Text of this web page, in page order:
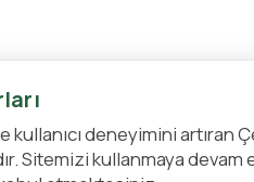
kullanıcı deneyimini artıran
Sitemizi kullanmaya